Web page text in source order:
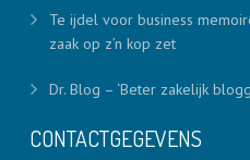
Te ijdel voor business
zaak op z’n kop zet
Dr. Blog – ‘Beter zakelijk
CONTACTGEGEVENS